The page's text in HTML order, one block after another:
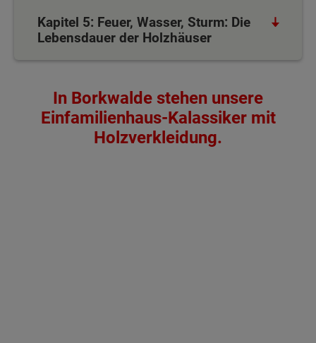
Kapitel 5: Feuer, Wasser, Sturm: Die
Lebensdauer der Holzhäuser
In Borkwalde stehen unsere
Einfamilienhaus-Kalassiker mit
Holzverkleidung.